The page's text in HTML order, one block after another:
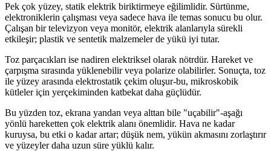
Pek çok yüzey, statik elektrik biriktirmeye eğilimlidir. Sürtünme,
elektroniklerin çalışması veya sadece hava ile temas sonucu bu olur.
Çalışan bir televizyon veya monitör, elektrik alanlarıyla sürekli
etkileşir; plastik ve sentetik malzemeler de yükü iyi tutar.
Toz parçacıkları ise nadiren elektriksel olarak nötrdür. Hareket ve
çarpışma sırasında yüklenebilir veya polarize olabilirler. Sonuçta, toz
ile yüzey arasında elektrostatik çekim oluşur-bu, mikroskobik
kütleler için yerçekiminden katbekat daha güçlüdür.
Bu yüzden toz, ekrana yandan veya alttan bile "uçabilir"-aşağı
yönlü hareketten çok elektrik alanı önemlidir. Hava ne kadar
kuruysa, bu etki o kadar artar; düşük nem, yükün akmasını zorlaştırır
ve yüzeyler daha uzun süre yüklü kalır.